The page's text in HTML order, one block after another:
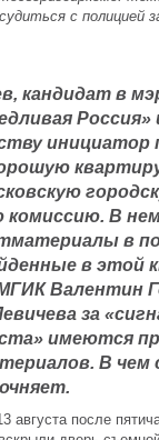
с полицией
кандидат в
Россия»
инициатор
комиссию. В
в
в этой
Валентин
за
имеются
В чем
августа после